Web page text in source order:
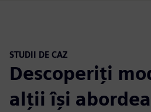
STUDII DE CAZ
Descoperiți
alții își